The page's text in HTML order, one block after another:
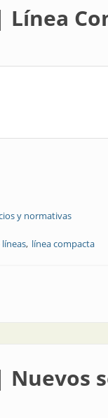
y normativas
línea compacta
de PLP